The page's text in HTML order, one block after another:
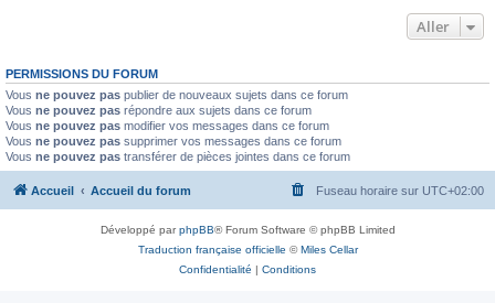
Aller
PERMISSIONS DU FORUM
Vous ne pouvez pas publier de nouveaux sujets dans ce forum
Vous ne pouvez pas répondre aux sujets dans ce forum
Vous ne pouvez pas modifier vos messages dans ce forum
Vous ne pouvez pas supprimer vos messages dans ce forum
Vous ne pouvez pas transférer de pièces jointes dans ce forum
Accueil Accueil du forum Fuseau horaire sur UTC+02:00
Développé parphpBB® Forum Software © phpBB Limited
Traduction française officielle ©Miles Cellar
Confidentialité | Conditions